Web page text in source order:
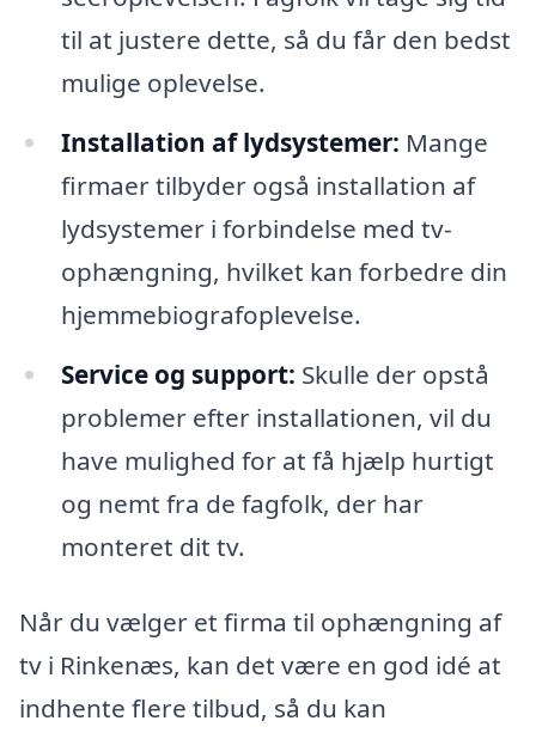
til at justere dette, så du får den bedst
mulige oplevelse.
Installation af lydsystemer: Mange
firmaer tilbyder også installation af
lydsystemer i forbindelse med tv-
ophængning, hvilket kan forbedre din
hjemmebiografoplevelse.
Service og support: Skulle der opstå
problemer efter installationen, vil du
have mulighed for at få hjælp hurtigt
og nemt fra de fagfolk, der har
monteret dit tv.
Når du vælger et firma til ophængning af
tv i Rinkenæs, kan det være en god idé at
indhente flere tilbud, så du kan